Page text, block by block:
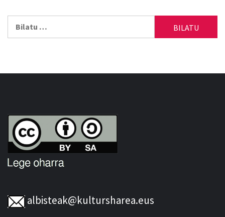
albisteak@kultursharea.eus